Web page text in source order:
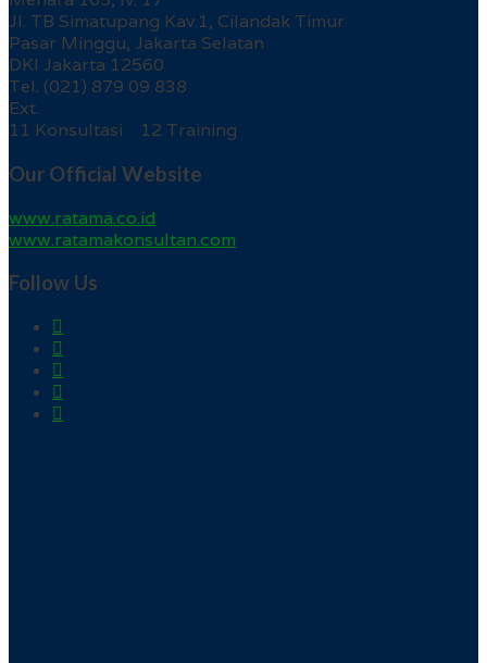
Jl. TB Simatupang Kav.1, Cilandak Timur
Pasar Minggu, Jakarta Selatan
DKI Jakarta 12560
Tel. (021) 879 09 838
Ext.
11 Konsultasi 12 Training
Our Official Website
www.ratama.co.id
www.ratamakonsultan.com
Follow Us